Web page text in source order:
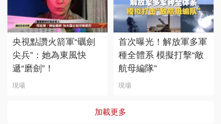
央視點讚火箭軍“礪劍
尖兵”：她為東風快
遞“磨劍”！
現場
首次曝光！解放軍多軍
種全體系 模擬打擊“敵
航母編隊”
現場
加載更多